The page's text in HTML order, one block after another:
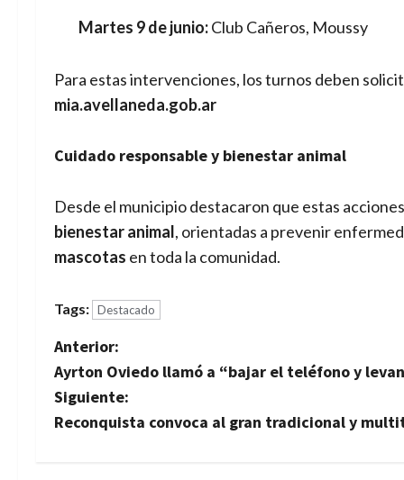
Martes 9 de junio:Club Cañeros, Moussy
Para estas intervenciones, los turnos deben
mia.avellaneda.gob.ar
Cuidado responsable y bienestar animal
Desde el municipio destacaron que estas
bienestar animal, orientadas a prevenir
mascotas en toda la comunidad.
Tags: Destacado
N
a
v
Anterior:
Ayrton Oviedo llamó a “bajar el teléfono y
Siguiente:
Reconquista convoca al gran tradicional y